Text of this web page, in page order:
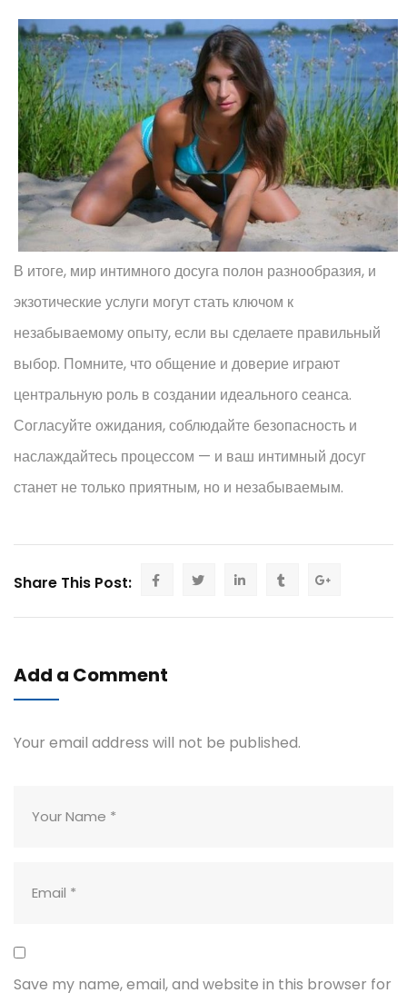
В итоге, мир интимного досуга полон разнообразия, и
экзотические услуги могут стать ключом к
незабываемому опыту, если вы сделаете правильный
выбор. Помните, что общение и доверие играют
центральную роль в создании идеального сеанса.
Согласуйте ожидания, соблюдайте безопасность и
наслаждайтесь процессом — и ваш интимный досуг
станет не только приятным, но и незабываемым.
Share This Post:
Add a Comment
Your email address will not be published.
Save my name, email, and website in this browser for